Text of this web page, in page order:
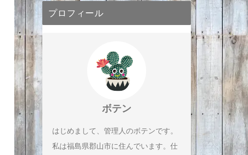
プロフィール
ボテン
はじめまして、管理人のボテンです。
私は福島県郡山市に住んでいます。仕